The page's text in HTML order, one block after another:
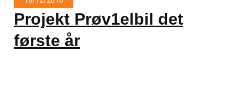
Projekt Prøv1elbil det
første år